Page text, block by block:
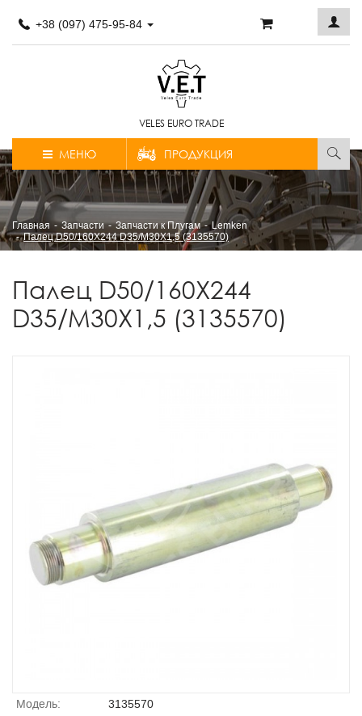
+38 (097) 475-95-84
VELES EURO TRADE
МЕНЮ ПРОДУКЦИЯ
Главная Запчасти Запчасти к Плугам
Lemken
Палец D50/160X244 D35/M30X1,5 (3135570)
Палец D50/160X244
D35/M30X1,5 (3135570)
Модель: 3135570